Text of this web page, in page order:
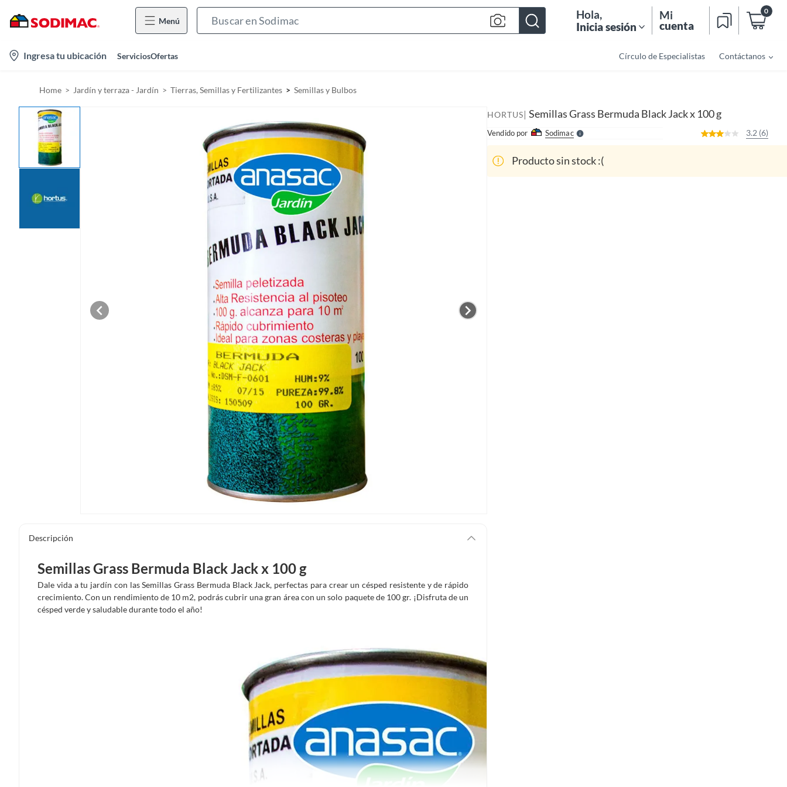
Menú Hola,
Inicia sesión
Mi
cuenta
0
Ingresa tu ubicación ServiciosOfertas Círculo de Especialistas Contáctanos
Home Jardín y terraza - Jardín Tierras, Semillas y Fertilizantes Semillas y Bulbos
Descripción
Semillas Grass Bermuda Black Jack x 100 g
Dale vida a tu jardín con las Semillas Grass Bermuda Black Jack, perfectas para crear un césped resistente y de rápido
crecimiento. Con un rendimiento de 10 m2, podrás cubrir una gran área con un solo paquete de 100 gr. ¡Disfruta de un
césped verde y saludable durante todo el año!
HORTUS| Semillas Grass Bermuda Black Jack x 100 g
Vendido por SodimacS
l
l
3.2 (6)
Producto sin stock :(